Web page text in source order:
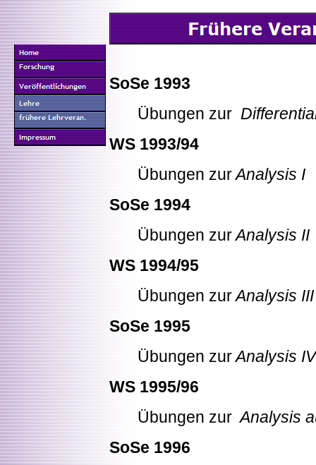
SoSe 1993
Übungen zur
WS 1993/94
Übungen zurAnalysis I
SoSe 1994
Übungen zurAnalysis II
WS 1994/95
Übungen zurAnalysis III
SoSe 1995
Übungen zurAnalysis IV
WS 1995/96
Übungen zur Analysis
SoSe 1996